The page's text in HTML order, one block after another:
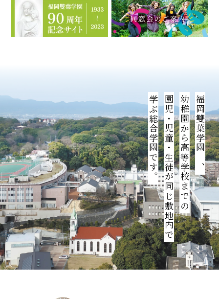
福岡雙葉学園は、
幼稚園から高等学校までの
園児・児童・生徒が同じ敷地内で
学ぶ総合学園です。